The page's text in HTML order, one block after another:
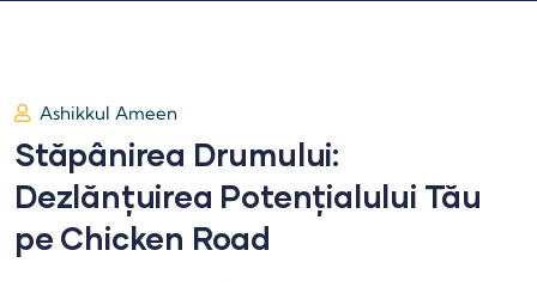
Ashikkul Ameen
Stăpânirea Drumului:
Dezlănțuirea Potențialului Tău
pe Chicken Road